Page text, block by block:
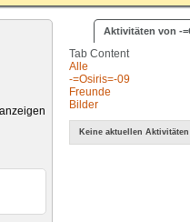
Aktivitäten von -
Tab Content
Alle
-=Osiris=-09
Freunde
Bilder
Keine aktuellen Aktivitäten